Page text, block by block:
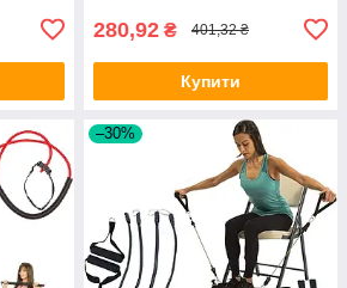
280,92 ₴ 401,32 ₴
Купити
–30%